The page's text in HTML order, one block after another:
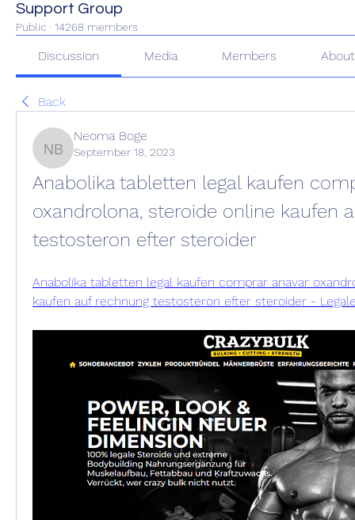
Support Group
Public · 14268 members
Discussion Media Members About
Back
Neoma Boge
Neoma Boge
September 18, 2023
Anabolika tabletten legal kaufen
oxandrolona, steroide online kaufen
testosteron efter steroider
Anabolika tabletten legal kaufen comprar anavar
kaufen auf rechnung testosteron efter steroider -